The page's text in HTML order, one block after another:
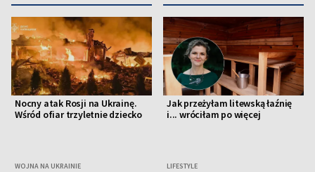
Nocny atak Rosji na Ukrainę.
Wśród ofiar trzyletnie dziecko
WOJNA NA UKRAINIE
Jak przeżyłam litewską łaźnię
i... wróciłam po więcej
LIFESTYLE